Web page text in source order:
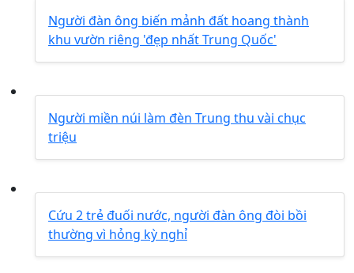
Người đàn ông biến mảnh đất hoang thành
khu vườn riêng 'đẹp nhất Trung Quốc'
Người miền núi làm đèn Trung thu vài chục
triệu
Cứu 2 trẻ đuối nước, người đàn ông đòi bồi
thường vì hỏng kỳ nghỉ